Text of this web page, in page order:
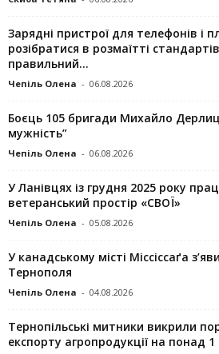
Зарядні пристрої для телефонів і
розібратися в розмаїтті
правильний...
Чепіль Олена - 06.08.2026
Боєць 105 бригади Михайло
мужність”
Чепіль Олена - 06.08.2026
У Ланівцях із грудня 2025 року
ветеранський простір «СВОЇ»
Чепіль Олена - 05.08.2026
У канадському місті Міссіссаґа
Тернополя
Чепіль Олена - 04.08.2026
Тернопільські митники викрили
експорту агропродукції на понад